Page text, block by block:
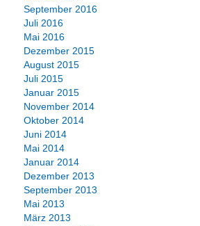
September 2016
Juli 2016
Mai 2016
Dezember 2015
August 2015
Juli 2015
Januar 2015
November 2014
Oktober 2014
Juni 2014
Mai 2014
Januar 2014
Dezember 2013
September 2013
Mai 2013
März 2013